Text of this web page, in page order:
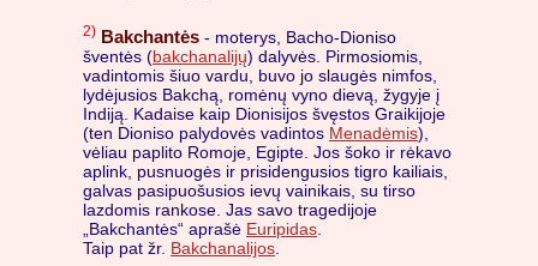
2) Bakchantės - moterys, Bacho-Dioniso
šventės (bakchanalijų) dalyvės. Pirmosiomis,
vadintomis šiuo vardu, buvo jo slaugės nimfos,
lydėjusios Bakchą, romėnų vyno dievą, žygyje į
Indiją. Kadaise kaip Dionisijos švęstos Graikijoje
(ten Dioniso palydovės vadintos Menadėmis),
vėliau paplito Romoje, Egipte. Jos šoko ir rėkavo
aplink, pusnuogės ir prisidengusios tigro kailiais,
galvas pasipuošusios ievų vainikais, su tirso
lazdomis rankose. Jas savo tragedijoje
„Bakchantės“ aprašė Euripidas.
Taip pat žr. Bakchanalijos.